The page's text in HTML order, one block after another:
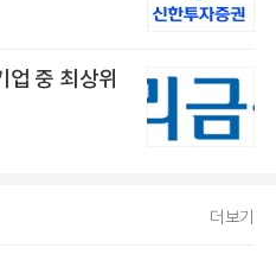
중 최상위
더보기